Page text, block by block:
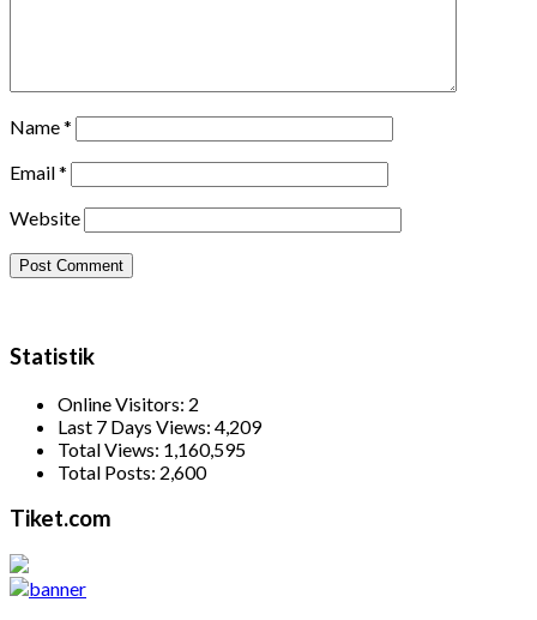
Name*
Email*
Website
Statistik
Online Visitors: 2
Last 7 Days Views: 4,209
Total Views: 1,160,595
Total Posts: 2,600
Tiket.com